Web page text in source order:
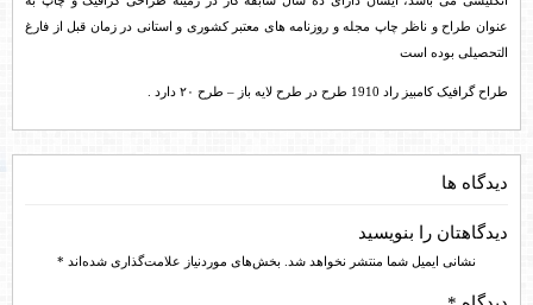
عنوان طراح و ناظر چاپ مجله و روزنامه های معتبر کشوری و استانی در زمان قبل از فارغ
التحصیلی بوده است
طراح گرافیک کامبیز راد 1910 طرح در طرح لایه باز – طرح ۲۰ دارد .
دیدگاه ها
دیدگاهتان را بنویسید
نشانی ایمیل شما منتشر نخواهد شد. بخش‌های موردنیاز علامت‌گذاری شده‌اند *